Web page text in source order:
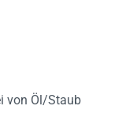
von Öl/Staub